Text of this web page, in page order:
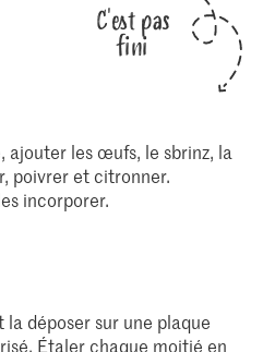
C'est pas
fini
ajouter les œufs, le sbrinz, la
poivrer et citronner.
incorporer.
déposer sur une plaque
Étaler chaque moitié en